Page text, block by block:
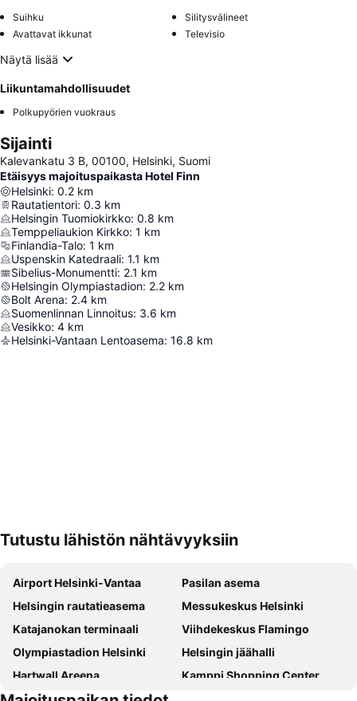
Suihku
Silitysvälineet
Avattavat ikkunat
Televisio
Näytä lisää
Liikuntamahdollisuudet
Polkupyörien vuokraus
Sijainti
Kalevankatu 3 B, 00100, Helsinki, Suomi
Etäisyys majoituspaikasta Hotel Finn
Helsinki: 0.2 km
Rautatientori: 0.3 km
Helsingin Tuomiokirkko: 0.8 km
Temppeliaukion Kirkko: 1 km
Finlandia-Talo: 1 km
Uspenskin Katedraali: 1.1 km
Sibelius-Monumentti: 2.1 km
Helsingin Olympiastadion: 2.2 km
Bolt Arena: 2.4 km
Suomenlinnan Linnoitus: 3.6 km
Vesikko: 4 km
Helsinki-Vantaan Lentoasema: 16.8 km
Tutustu lähistön nähtävyyksiin
Airport Helsinki-Vantaa
Pasilan asema
Helsingin rautatieasema
Messukeskus Helsinki
Katajanokan terminaali
Viihdekeskus Flamingo
Olympiastadion Helsinki
Helsingin jäähalli
Hartwall Areena
Kamppi Shopping Center